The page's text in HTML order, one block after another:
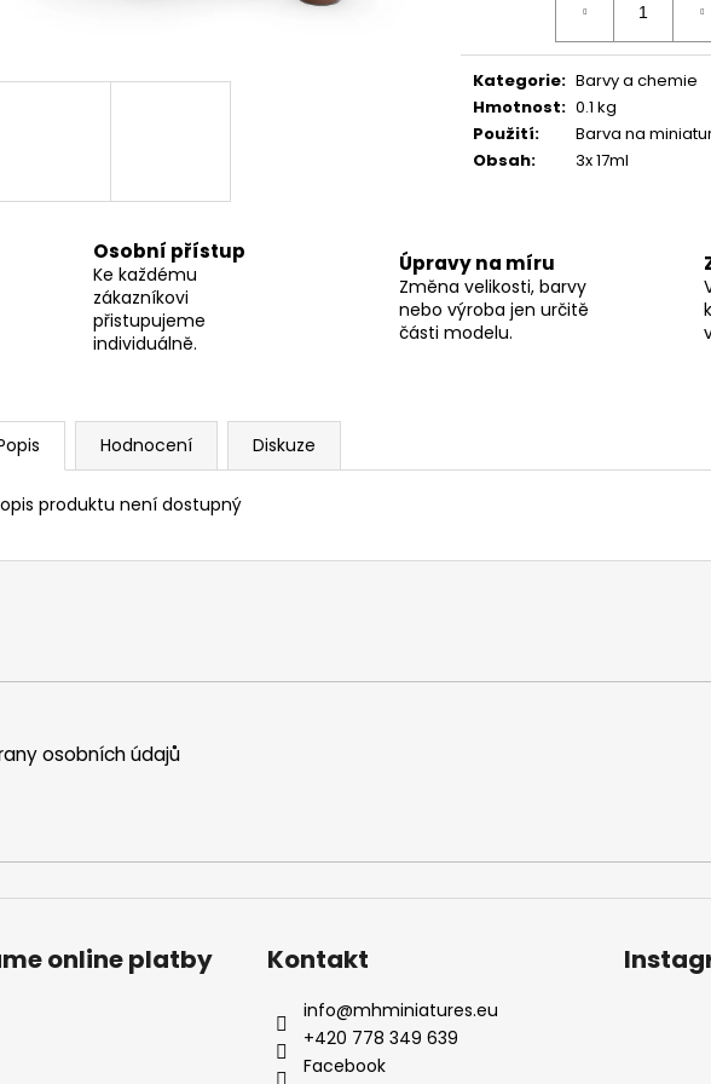
Kategorie: Barvy a chemie
Hmotnost: 0.1 kg
Použití:
Barva na
Obsah: 3x 17ml
Osobní přístup
Ke každému
zákazníkovi
přistupujeme
individuálně.
Úpravy na míru
Změna velikosti, barvy
nebo výroba jen určitě
části modelu.
Hodnocení Diskuze
produktu není dostupný
osobních údajů
online platby Kontakt
info@mhminiatures.eu
+420 778 349 639
Facebook